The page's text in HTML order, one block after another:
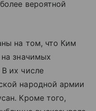
вероятной
на том, что Ким
значимых
их числе
народной армии
Кроме того,